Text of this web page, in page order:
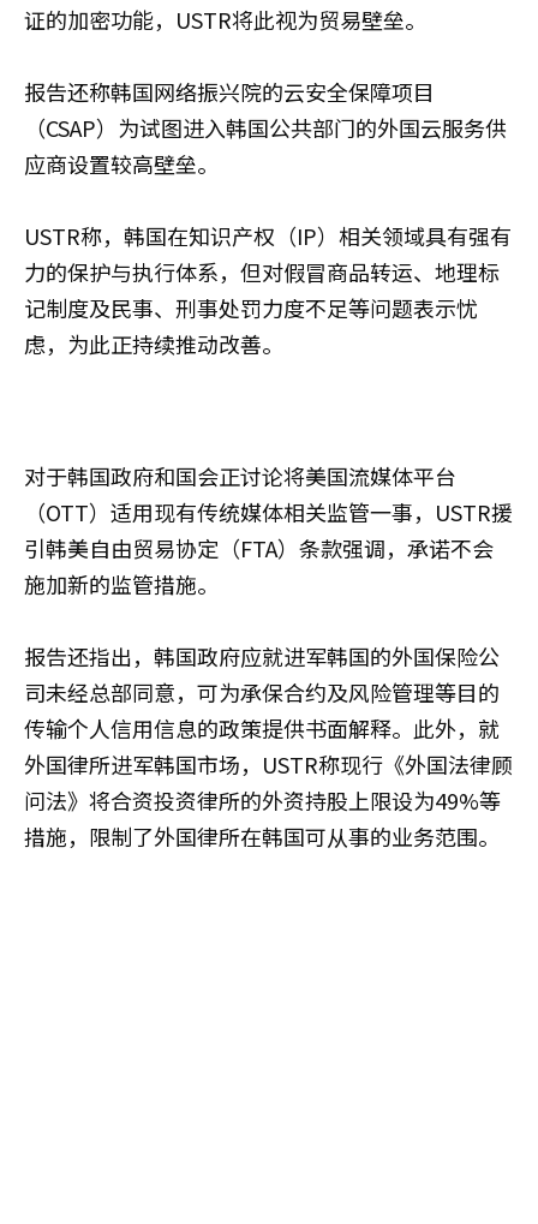
证的加密功能，USTR将此视为贸易壁垒。
报告还称韩国网络振兴院的云安全保障项目
（CSAP）为试图进入韩国公共部门的外国云服务供
应商设置较高壁垒。
USTR称，韩国在知识产权（IP）相关领域具有强有
力的保护与执行体系，但对假冒商品转运、地理标
记制度及民事、刑事处罚力度不足等问题表示忧
虑，为此正持续推动改善。
对于韩国政府和国会正讨论将美国流媒体平台
（OTT）适用现有传统媒体相关监管一事，USTR援
引韩美自由贸易协定（FTA）条款强调，承诺不会
施加新的监管措施。
报告还指出，韩国政府应就进军韩国的外国保险公
司未经总部同意，可为承保合约及风险管理等目的
传输个人信用信息的政策提供书面解释。此外，就
外国律所进军韩国市场，USTR称现行《外国法律顾
问法》将合资投资律所的外资持股上限设为49%等
措施，限制了外国律所在韩国可从事的业务范围。